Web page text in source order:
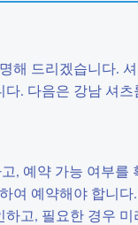
해 드리겠습니다.
. 다음은 강남 셔
, 예약 가능 여부를
여 예약해야 합니다.
고, 필요한 경우